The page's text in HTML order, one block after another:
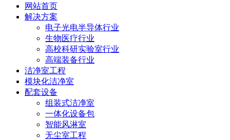
网站首页
解决方案
电子光电半导体行业
生物医疗行业
高校科研实验室行业
高端装备行业
洁净室工程
模块化洁净室
配套设备
组装式洁净室
一体化设备包
智能风淋室
无尘室工程